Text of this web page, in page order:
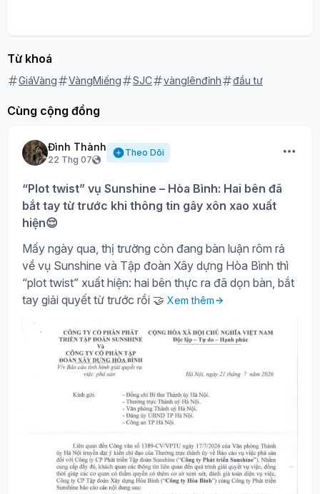
Từ khoá
GiáVàng VàngMiếng SJC vànglênđỉnh đầu tư
Cùng cộng đồng
Đình Thành
22 Thg 07
Theo Dõi
“Plot twist” vụ Sunshine – Hòa Bình: Hai bên đã
bắt tay từ trước khi thông tin gây xôn xao xuất
hiện😌
Mấy ngày qua, thị trường còn đang bàn luận rôm rả
về vụ Sunshine và Tập đoàn Xây dựng Hòa Bình thì
“plot twist” xuất hiện: hai bên thực ra đã dọn bàn, bắt
tay giải quyết từ trước rồi 🤝 Xem thêm